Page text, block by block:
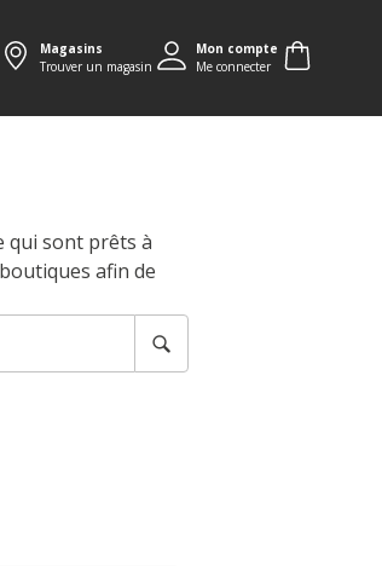
Magasins
Trouver un magasin
Mon compte
Me connecter
qui sont prêts à
afin de